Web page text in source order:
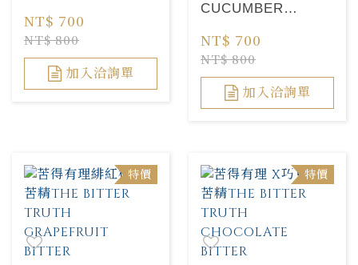
NT$ 700
NT$ 800
加入洽詢單
CUCUMBER
NT$ 700
NT$ 800
加入洽詢單
特價 特價